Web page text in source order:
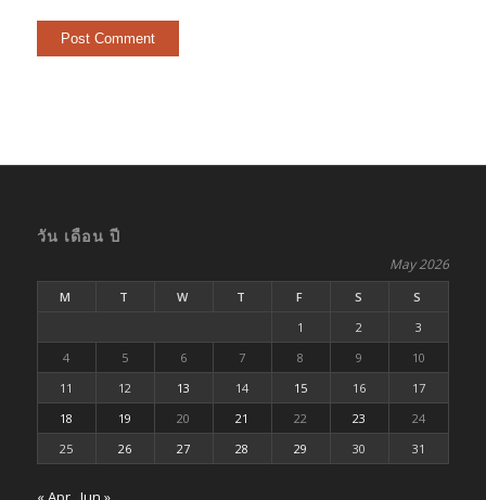
วัน เดือน ปี
May 2026
M T W T F S
S
1
2
3
4
5 6 7 8 9
10
11
12 13 14 15 16
17
18
19 20 21 22 23
24
25
26 27 28 29 30 31